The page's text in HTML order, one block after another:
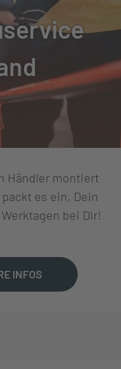
Händler montiert
es ein, Dein
bei Dir!
INFOS